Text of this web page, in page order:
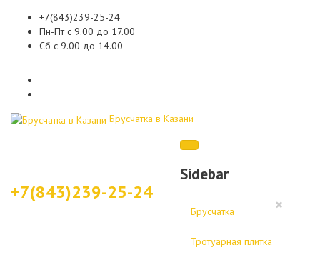
+7(843)239-25-24
Пн-Пт с 9.00 до 17.00
Сб с 9.00 до 14.00
Брусчатка в Казани
Sidebar
×
Брусчатка
Тротуарная плитка
+7(843)239-25-24